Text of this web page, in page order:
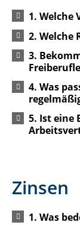
1. Welche
2. Welche
3.
4. Was
5. Ist eine
Zinsen
1. Was